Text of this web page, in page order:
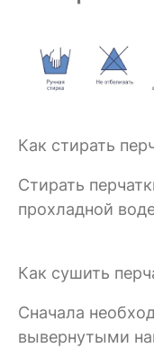
Как стирать
Стирать
прохладной
Как сушить
Сначала
вывернутыми